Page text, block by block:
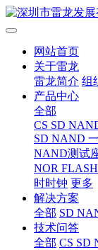
网站首页
关于雷龙
雷龙简介 组
产品中心
全部
CS SD
SD NAND
NAND测试
NOR FLASH
时时钟 更多
解决方案
全部 SD
技术问答
全部 CS SD